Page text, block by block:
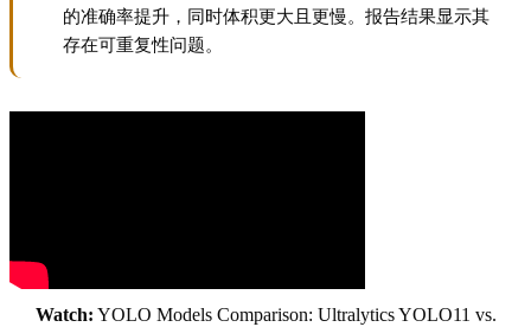
的准确率提升，同时体积更大且更慢。报告结果显示其
存在可重复性问题。
Watch: YOLO Models Comparison: Ultralytics YOLO11 vs.